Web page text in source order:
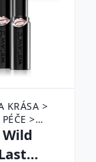
KRÁSA >
>
> MAKE-